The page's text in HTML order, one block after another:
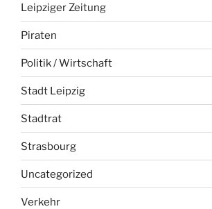
Leipziger Zeitung
Piraten
Politik / Wirtschaft
Stadt Leipzig
Stadtrat
Strasbourg
Uncategorized
Verkehr